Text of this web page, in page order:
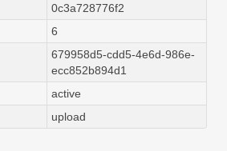
0c3a728776f2
6
679958d5-cdd5-4e6d-986e-
ecc852b894d1
active
upload